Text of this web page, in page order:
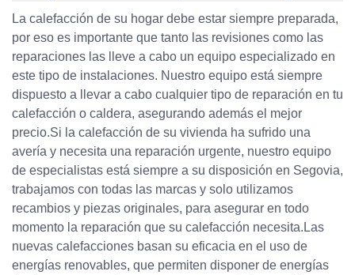
La calefacción de su hogar debe estar siempre preparada,
por eso es importante que tanto las revisiones como las
reparaciones las lleve a cabo un equipo especializado en
este tipo de instalaciones. Nuestro equipo está siempre
dispuesto a llevar a cabo cualquier tipo de reparación en tu
calefacción o caldera, asegurando además el mejor
precio.Si la calefacción de su vivienda ha sufrido una
avería y necesita una reparación urgente, nuestro equipo
de especialistas está siempre a su disposición en Segovia,
trabajamos con todas las marcas y solo utilizamos
recambios y piezas originales, para asegurar en todo
momento la reparación que su calefacción necesita.Las
nuevas calefacciones basan su eficacia en el uso de
energías renovables, que permiten disponer de energías